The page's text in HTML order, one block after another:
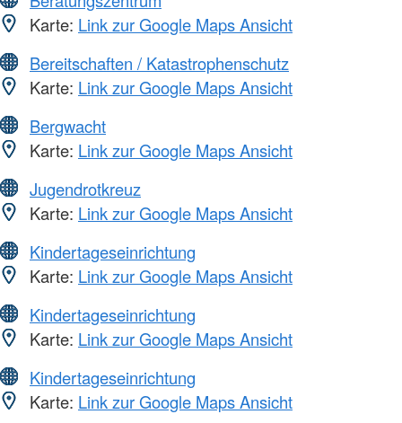
Karte: Link zur Google Maps Ansicht
Bereitschaften / Katastrophenschutz
Karte: Link zur Google Maps Ansicht
Bergwacht
Karte: Link zur Google Maps Ansicht
Jugendrotkreuz
Karte: Link zur Google Maps Ansicht
Kindertageseinrichtung
Karte: Link zur Google Maps Ansicht
Kindertageseinrichtung
Karte: Link zur Google Maps Ansicht
Kindertageseinrichtung
Karte: Link zur Google Maps Ansicht